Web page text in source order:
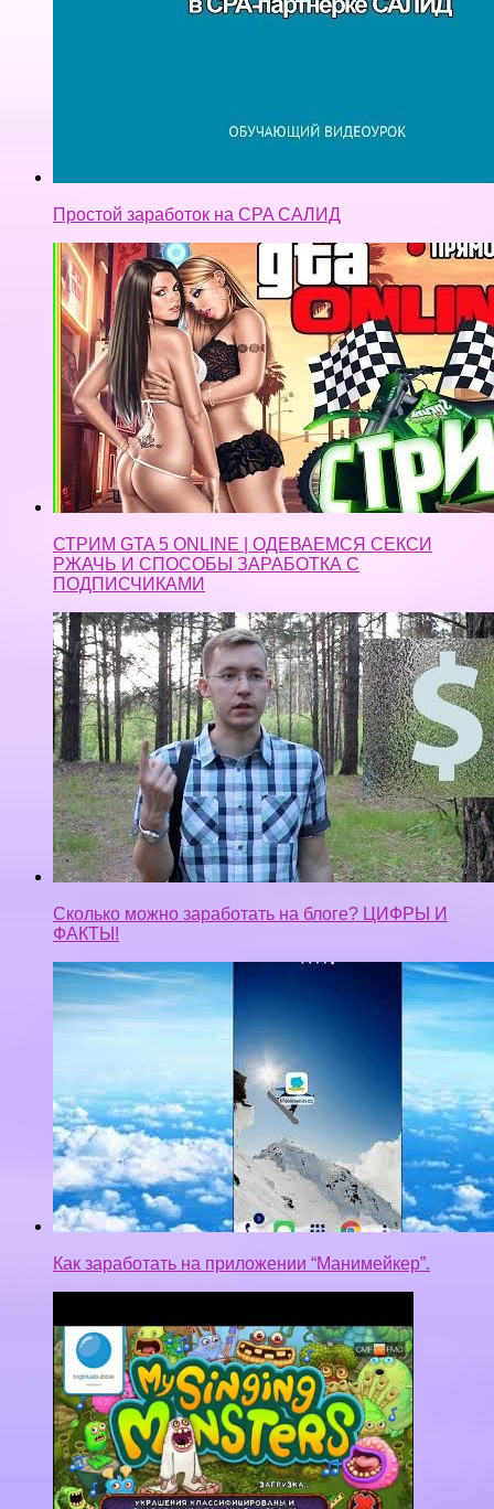
СТРИМ GTA 5 ONLINE | ОДЕВАЕМСЯ СЕКСИ
РЖАЧЬ И СПОСОБЫ ЗАРАБОТКА С
ПОДПИСЧИКАМИ
Сколько можно заработать на блоге? ЦИФРЫ И
ФАКТЫ!
Как заработать на приложении “Манимейкер”.
КАК ПОЛУЧАТЬ БЕСПЛАТНО КРИСТАЛЛЫ | MY
SINGING MONSTERS